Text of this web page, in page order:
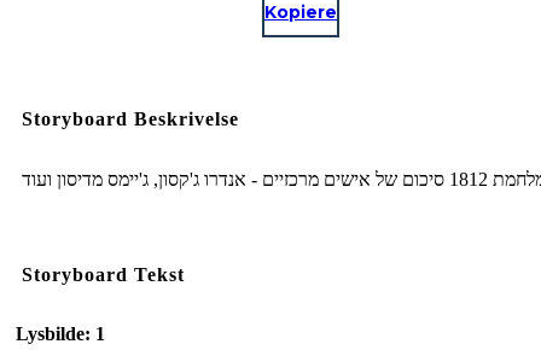
Kopiere
Storyboard Beskrivelse
סיכום של אישים מרכזיים - אנדרו ג'קסון, ג'יימס מדיסון ועוד
Storyboard Tekst
Lysbilde: 1